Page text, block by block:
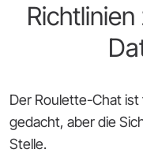
Der Roulette-Chat
gedacht, aber die
Stelle.